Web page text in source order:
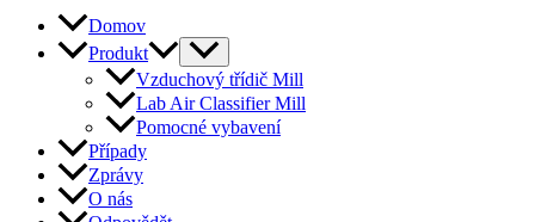
Domov
Produkt
Vzduchový třídič Mill
Lab Air Classifier Mill
Pomocné vybavení
Případy
Zprávy
O nás